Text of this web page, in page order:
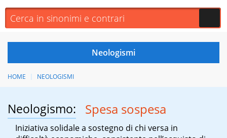
HOME NEOLOGISMI
Neologismo: Spesa sospesa
Iniziativa solidale a sostegno di chi versa in